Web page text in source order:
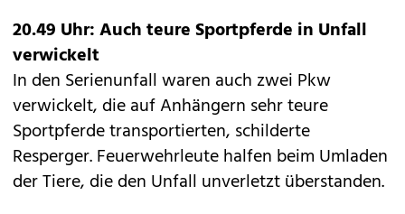
20.49 Uhr: Auch teure Sportpferde in Unfall
verwickelt
In den Serienunfall waren auch zwei Pkw
verwickelt, die auf Anhängern sehr teure
Sportpferde transportierten, schilderte
Resperger. Feuerwehrleute halfen beim Umladen
der Tiere, die den Unfall unverletzt überstanden.